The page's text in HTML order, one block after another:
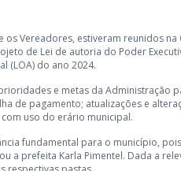
os Vereadores, estiveram reunidos
de Lei de autoria do Poder
(LOA) do ano 2024.
e metas da
de pagamento; atualizações e
uso do erário municipal.
fundamental para o município,
a prefeita Karla Pimentel. Dada a